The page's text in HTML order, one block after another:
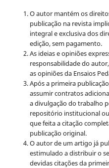
O autor mantém os
publicação na revista
integral e exclusiva dos
edição, sem pagamento.
As ideias e opiniões
responsabilidade do
as opiniões da Ensaios
Após a primeira
assumir contratos
a divulgação do trabalho
repositório institucional
que feita a citação
publicação original.
O autor de um artigo já
estimulado a distribuir o
devidas citações da